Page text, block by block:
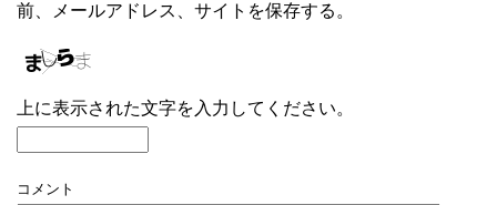
前、メールアドレス、サイトを保存する。
上に表示された文字を入力してください。
コメント